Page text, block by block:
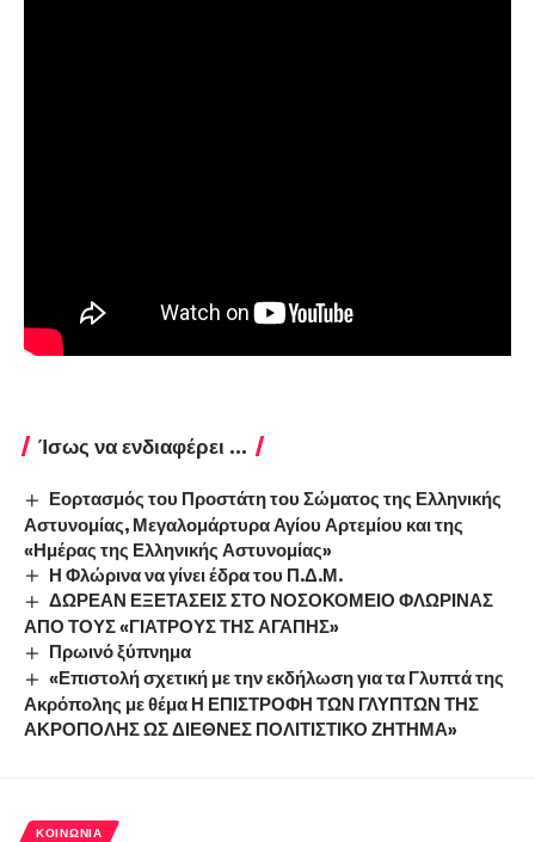
Ίσως να ενδιαφέρει ...
Εορτασμός του Προστάτη του Σώματος της Ελληνικής
Αστυνομίας, Μεγαλομάρτυρα Αγίου Αρτεμίου και της
«Ημέρας της Ελληνικής Αστυνομίας»
Η Φλώρινα να γίνει έδρα του Π.Δ.Μ.
ΔΩΡΕΑΝ ΕΞΕΤΑΣΕΙΣ ΣΤΟ ΝΟΣΟΚΟΜΕΙΟ ΦΛΩΡΙΝΑΣ
ΑΠΟ ΤΟΥΣ «ΓΙΑΤΡΟΥΣ ΤΗΣ ΑΓΑΠΗΣ»
Πρωινό ξύπνημα
«Επιστολή σχετική με την εκδήλωση για τα Γλυπτά της
Ακρόπολης με θέμα Η ΕΠΙΣΤΡΟΦΗ ΤΩΝ ΓΛΥΠΤΩΝ ΤΗΣ
ΑΚΡΟΠΟΛΗΣ ΩΣ ΔΙΕΘΝΕΣ ΠΟΛΙΤΙΣΤΙΚΟ ΖΗΤΗΜΑ»
ΚΟΙΝΩΝΊΑ